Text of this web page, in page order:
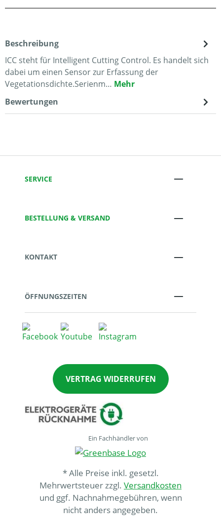
Beschreibung
ICC steht für Intelligent Cutting Control. Es handelt sich
dabei um einen Sensor zur Erfassung der
Vegetationsdichte.Serienm… Mehr
Bewertungen
SERVICE
BESTELLUNG & VERSAND
KONTAKT
ÖFFNUNGSZEITEN
VERTRAG WIDERRUFEN
Ein Fachhändler von
* Alle Preise inkl. gesetzl.
Mehrwertsteuer zzgl. Versandkosten
und ggf. Nachnahmegebühren, wenn
nicht anders angegeben.